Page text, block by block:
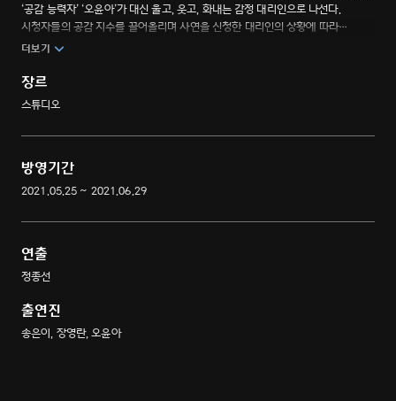
‘공감 능력자’ ‘오윤아’가 대신 울고, 웃고, 화내는 감정 대리인으로 나선다.
시청자들의 공감 지수를 끌어올리며 사연을 신청한 대리인의 상황에 따라
다채로운 반응과 해결책을 제시하며 시청자의 카타르시스를 자극하고
더보기
장르
스튜디오
방영기간
2021.05.25 ~ 2021.06.29
연출
정종선
출연진
송은이, 장영란, 오윤아